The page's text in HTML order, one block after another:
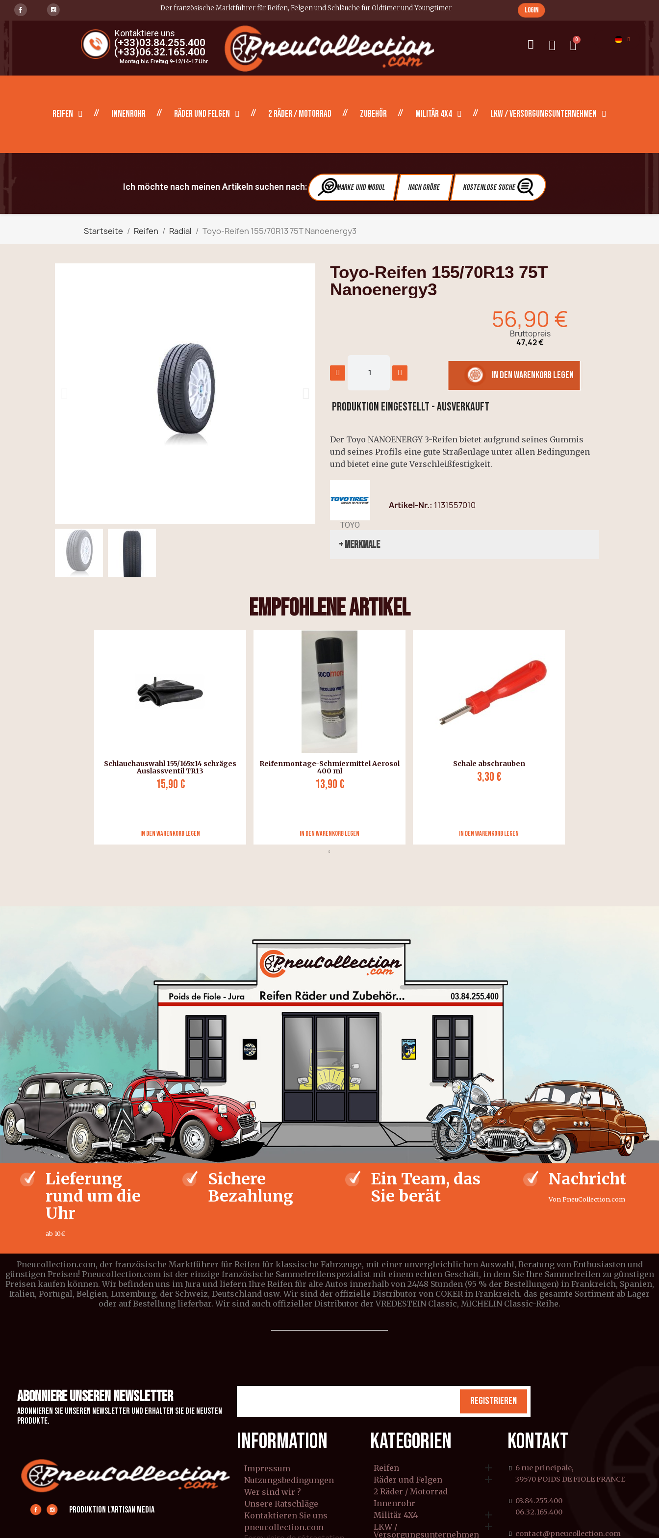
Der französische Marktführer für Reifen, Felgen und Schläuche für Oldtimer und Youngtimer login
Kontaktiere uns
(+33)03.84.255.400
(+33)06.32.165.400
Montag bis Freitag 9-12/14-17 Uhr
Reifen Innenrohr Räder und Felgen 2 Räder / Motorrad Zubehör Militär 4X4 LKW / Versorgungsunternehmen
Ich möchte nach meinen Artikeln suchen nach: Marke und Modul Nach Größe Kostenlose Suche
Startseite Reifen Radial Toyo-Reifen 155/70R13 75T Nanoenergy3
Toyo-Reifen 155/70R13 75T
Nanoenergy3
56,90 €
Bruttopreis
47,42 €
in den Warenkorb legen
PRODUKTION EINGESTELLT - AUSVERKAUFT
Der Toyo NANOENERGY 3-Reifen bietet aufgrund seines Gummis
und seines Profils eine gute Straßenlage unter allen Bedingungen
und bietet eine gute Verschleißfestigkeit.
TOYO
Artikel-Nr. 1131557010
+ Merkmale
empfohlene Artikel
Schlauchauswahl 155/165x14 schräges
Auslassventil TR13
15,90 €
in den Warenkorb legen
Reifenmontage-Schmiermittel Aerosol
400 ml
13,90 €
in den Warenkorb legen
Schale abschrauben
3,30 €
in den Warenkorb legen
Lieferung
rund um die
Uhr
ab 10€
Sichere
Bezahlung
Ein Team, das
Sie berät
Nachricht
Von PneuCollection.com
Pneucollection.com, der französische Marktführer für Reifen für klassische Fahrzeuge, mit einer unvergleichlichen Auswahl, Beratung von Enthusiasten und
günstigen Preisen! Pneucollection.com ist der einzige französische Sammelreifenspezialist mit einem echten Geschäft, in dem Sie Ihre Sammelreifen zu günstigen
Preisen kaufen können. Wir befinden uns im Jura und liefern Ihre Reifen für alte Autos innerhalb von 24/48 Stunden (95 % der Bestellungen) in Frankreich, Spanien,
Italien, Portugal, Belgien, Luxemburg, der Schweiz, Deutschland usw. Wir sind der offizielle Distributor von COKER in Frankreich. das gesamte Sortiment ab Lager
oder auf Bestellung lieferbar. Wir sind auch offizieller Distributor der VREDESTEIN Classic, MICHELIN Classic-Reihe.
ABONNIERE UNSEREN NEWSLETTER
Abonnieren Sie unseren Newsletter und erhalten Sie die neusten
Produkte.
Produktion L'Artisan Media
REGISTRIEREN
INFORMATION
Impressum
Nutzungsbedingungen
Wer sind wir ?
Unsere Ratschläge
Kontaktieren Sie uns
pneucollection.com
KATEGORIEN
Reifen 
Räder und Felgen 
2 Räder / Motorrad
Innenrohr
Militär 4X4

LKW /
Versorgungsunternehmen

KONTAKT
6 rue principale,
39570 POIDS DE FIOLE FRANCE
03.84.255.400
06.32.165.400
contact@pneucollection.com